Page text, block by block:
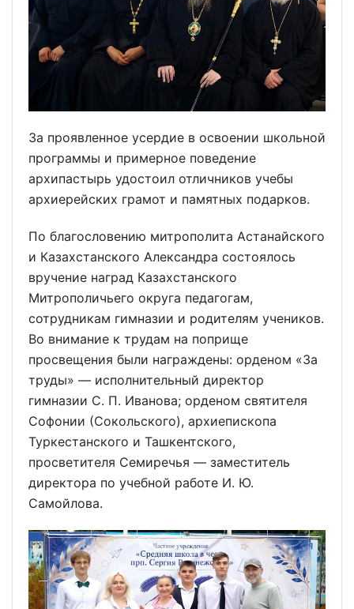
За проявленное усердие в освоении школьной
программы и примерное поведение
архипастырь удостоил отличников учебы
архиерейских грамот и памятных подарков.
По благословению митрополита Астанайского
и Казахстанского Александра состоялось
вручение наград Казахстанского
Митрополичьего округа педагогам,
сотрудникам гимназии и родителям учеников.
Во внимание к трудам на поприще
просвещения были награждены: орденом «За
труды» — исполнительный директор
гимназии С. П. Иванова; орденом святителя
Софонии (Сокольского), архиепископа
Туркестанского и Ташкентского,
просветителя Семиречья — заместитель
директора по учебной работе И. Ю.
Самойлова.